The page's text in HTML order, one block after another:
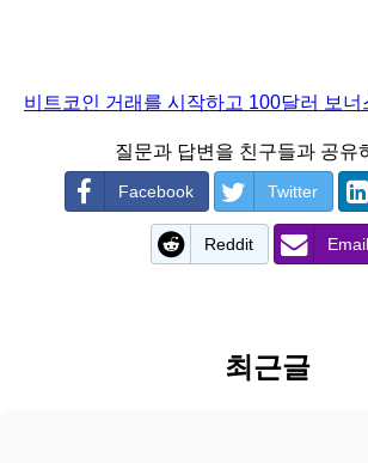
비트코인 거래를 시작하고 100달러 보너
질문과 답변을 친구들과 공유
Facebook Twitter
Reddit Email
최근글